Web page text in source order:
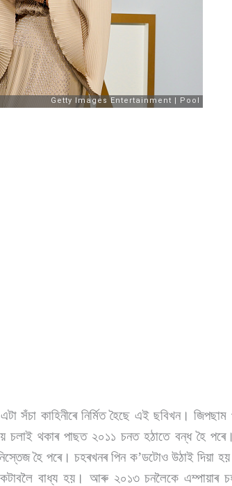
সঁচা কাহিনীৰে নিৰ্মিত হৈছে এই ছবিখন।
চলাই থকাৰ পাছত ২০১১ চনত হঠাতে বন্ধ হৈ
হৈ পৰে। চহৰখনৰ পিন ক’ডটোও উঠাই দিয়া
কটাবলৈ বাধ্য হয়। আৰু ২০১৩ চনলৈকে এম্পায়াৰ